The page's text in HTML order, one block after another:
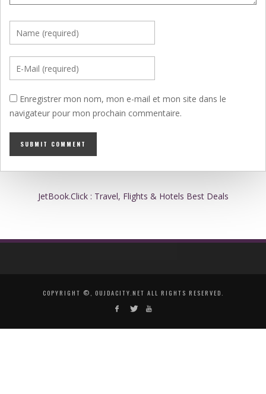
Enregistrer mon nom, mon e-mail et mon site dans le
navigateur pour mon prochain commentaire.
JetBook.Click : Travel, Flights & Hotels Best Deals
COPYRIGHT ©, OUJDACITY.NET ALL RIGHTS RESERVED.